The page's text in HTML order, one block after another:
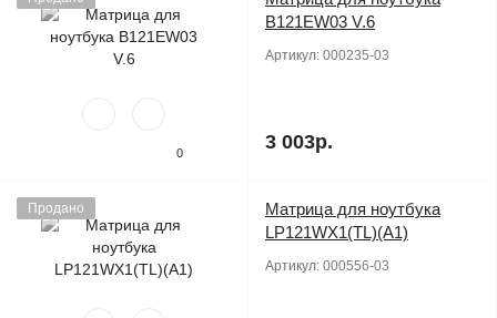
0
B121EW03 V.6
Артикул: 000235-03
3 003р.
Продано
Матрица для ноутбука
LP121WX1(TL)(A1)
Артикул: 000556-03